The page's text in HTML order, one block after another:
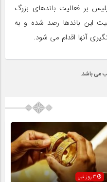
بر فعالیت باندهای بزرگ
این باندها رصد شده و به
آنها اقدام می شود.
می باشد.